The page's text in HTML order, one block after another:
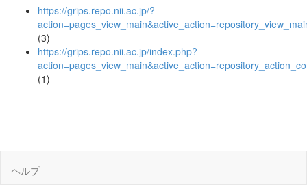
https://grips.repo.nii.ac.jp/?
(3)
https://grips.repo.nii.ac.jp/index.php?
(1)
ヘルプ